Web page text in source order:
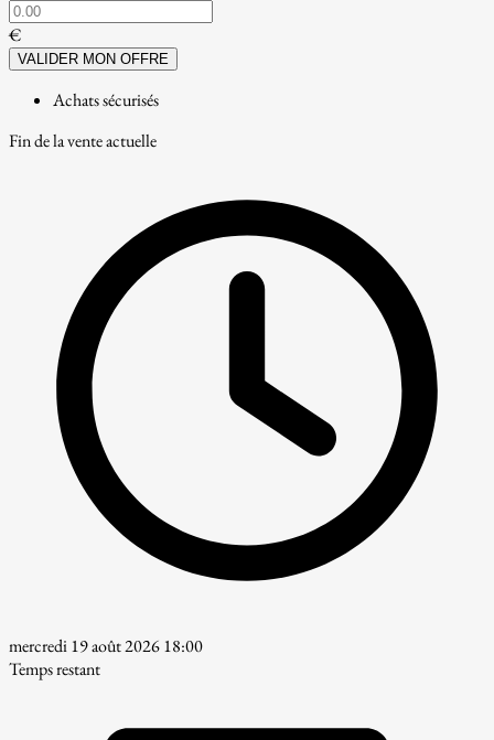
€
VALIDER MON OFFRE
Achats sécurisés
Fin de la vente actuelle
mercredi 19 août 2026 18:00
Temps restant